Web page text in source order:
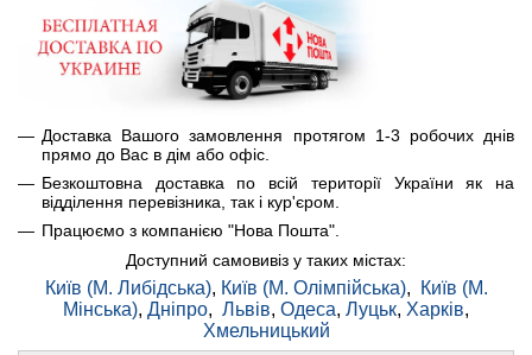
Доставка Вашого замовлення протягом 1-3 робочих днів
прямо до Вас в дім або офіс.
Безкоштовна доставка по всій території України як на
відділення перевізника, так і кур'єром.
Працюємо з компанією "Нова Пошта".
Доступний самовивіз у таких містах:
Київ (М. Либідська), Київ (М. Олімпійська),
Київ (М.
Мінська), Дніпро, Львів, Одеса, Луцьк, Харків,
Хмельницький